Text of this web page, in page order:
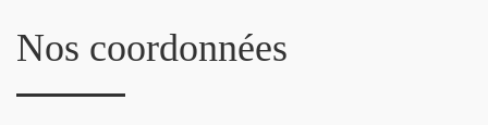
Nos coordonnées